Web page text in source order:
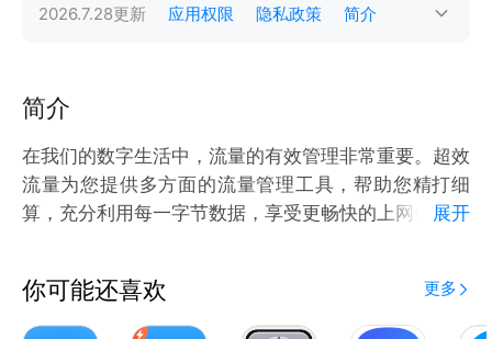
2026.7.28更新 应用权限 隐私政策 简介
简介
在我们的数字生活中，流量的有效管理非常重要。超效
流量为您提供多方面的流量管理工具，帮助您精打细
算，充分利用每一字节数据，享受更畅快的上网体验。
您更加直观地了解数据使用情况，不再被复杂的单位困
扰。
展开
你可能还喜欢 更多